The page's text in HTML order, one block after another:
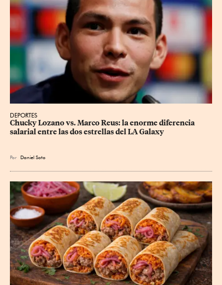
DEPORTES
Chucky Lozano vs. Marco Reus: la enorme diferencia
salarial entre las dos estrellas del LA Galaxy
Por Daniel Soto